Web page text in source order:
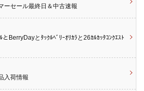
ーセール最終日＆中古速報
とBerryDayとﾀｯｸﾙﾍﾞﾘｰｵﾘｶﾗと26ｶﾙｶｯﾀｺﾝｸｴｽﾄ
入荷情報